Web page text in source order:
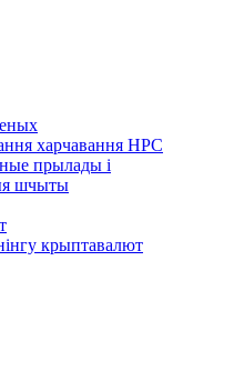
харчавання HPC
прылады і
шчыты
крыптавалют